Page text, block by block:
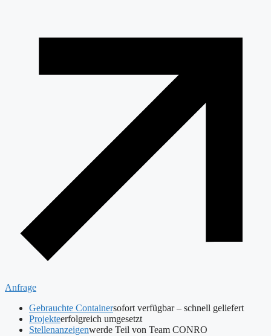
Anfrage
Gebrauchte Containersofort verfügbar – schnell geliefert
Projekteerfolgreich umgesetzt
Stellenanzeigenwerde Teil von Team CONRO